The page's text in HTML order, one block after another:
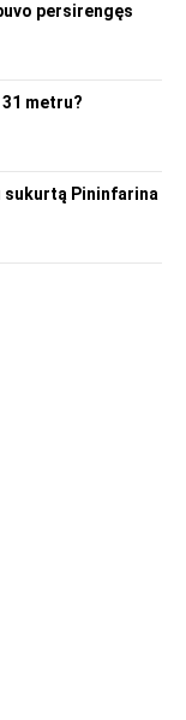
persirengęs
metru?
sukurtą Pininfarina